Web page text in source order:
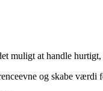
muligt at handle
og skabe værdi